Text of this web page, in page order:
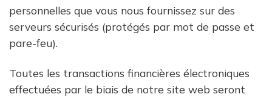
personnelles que vous nous fournissez sur des
serveurs sécurisés (protégés par mot de passe et
pare-feu).
Toutes les transactions financières électroniques
effectuées par le biais de notre site web seront